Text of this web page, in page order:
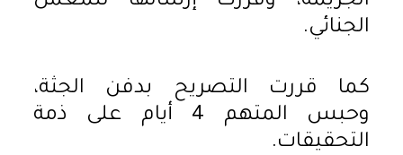
الجنائي.
كما قررت التصريح بدفن الجثة،
وحبس المتهم 4 أيام على ذمة
التحقيقات.